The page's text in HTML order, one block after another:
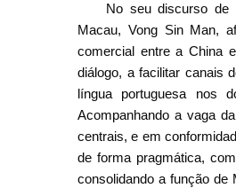
No seu discurso de
Macau, Vong Sin Man,
comercial entre a China
diálogo, a facilitar canais
língua portuguesa nos
Acompanhando a vaga
centrais, e em
de forma pragmática,
consolidando a função de